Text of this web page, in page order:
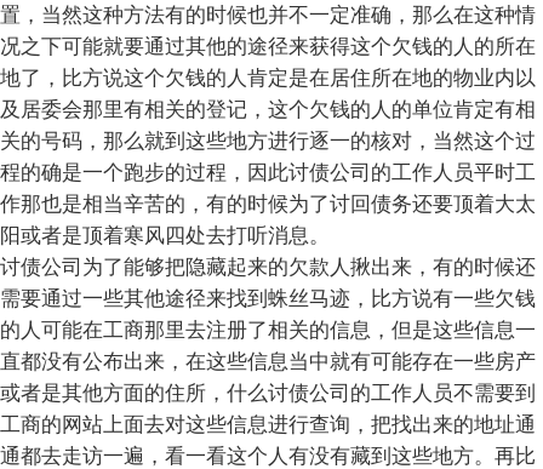
置，当然这种方法有的时候也并不一定准确，那么在这种情
况之下可能就要通过其他的途径来获得这个欠钱的人的所在
地了，比方说这个欠钱的人肯定是在居住所在地的物业内以
及居委会那里有相关的登记，这个欠钱的人的单位肯定有相
关的号码，那么就到这些地方进行逐一的核对，当然这个过
程的确是一个跑步的过程，因此讨债公司的工作人员平时工
作那也是相当辛苦的，有的时候为了讨回债务还要顶着大太
阳或者是顶着寒风四处去打听消息。
讨债公司为了能够把隐藏起来的欠款人揪出来，有的时候还
需要通过一些其他途径来找到蛛丝马迹，比方说有一些欠钱
的人可能在工商那里去注册了相关的信息，但是这些信息一
直都没有公布出来，在这些信息当中就有可能存在一些房产
或者是其他方面的住所，什么讨债公司的工作人员不需要到
工商的网站上面去对这些信息进行查询，把找出来的地址通
通都去走访一遍，看一看这个人有没有藏到这些地方。再比